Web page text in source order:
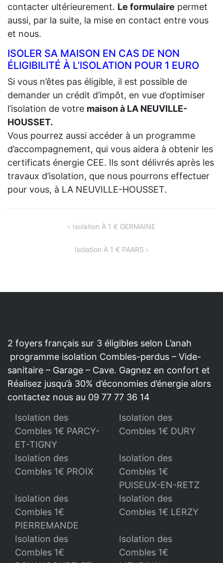
contacter ultérieurement. Le formulaire permet
aussi, par la suite, la mise en contact entre vous
et nous.
ISOLER SA MAISON EN CAS DE NON
ÉLIGIBILITÉ À L’ISOLATION POUR 1 EURO
Si vous n’êtes pas éligible, il est possible de
demander un crédit d’impôt, en vue d’optimiser
l’isolation de votre maison à LA NEUVILLE-
HOUSSET.
Vous pourrez aussi accéder à un programme
d’accompagnement, qui vous aidera à obtenir les
certificats énergie CEE. Ils sont délivrés après les
travaux d’isolation, que nous pourrons effectuer
pour vous, à LA NEUVILLE-HOUSSET.
Isolation À 1 € GERMAINE
Isolation À 1 € PAARS
2 foyers français sur 3 éligibles selon L’anah
programme isolation Combles-perdus – Vide-
sanitaire – Garage – Cave. Gagnez en confort et
Réalisez jusqu’à 30% d’économies d’énergie alors
contactez nous au 09 77 77 36 14
Isolation des
Combles 1€ PARCY-
ET-TIGNY
Isolation des
Combles 1€ DURY
Isolation des
Combles 1€ PROIX
Isolation des
Combles 1€
PUISEUX-EN-RETZ
Isolation des
Combles 1€
PIERREMANDE
Isolation des
Combles 1€ LERZY
Isolation des
Combles 1€
Isolation des
Combles 1€